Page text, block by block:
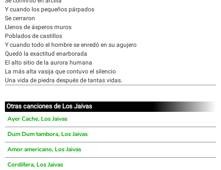
Y cuando los pequeños párpados
Se cerraron
Llenos de ásperos muros
Poblados de castillos
Y cuando todo el hombre se enredó en su agujero
Quedó la exactitud enarborada
El alto sitio de la aurora humana
La más alta vasija que contuvo el silencio
Una vida de piedra después de tantas vidas.
Otras canciones de Los Jaivas
Ayer Cache, Los Jaivas
Dum Dum tambora, Los Jaivas
Amor americano, Los Jaivas
Cordillera, Los Jaivas